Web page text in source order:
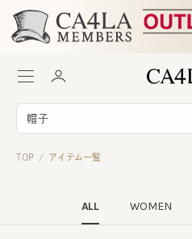
TOP / アイテム一覧
ALL WOMEN